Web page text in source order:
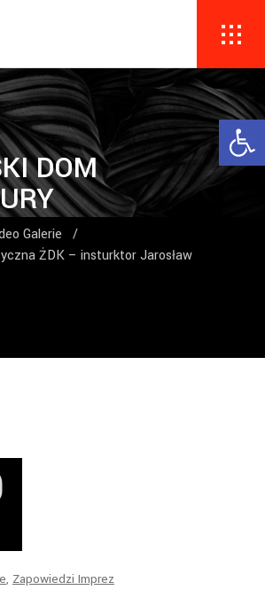
DOM
Galerie
/
ŻDK – insturktor Jarosław
, Zapowiedzi Imprez